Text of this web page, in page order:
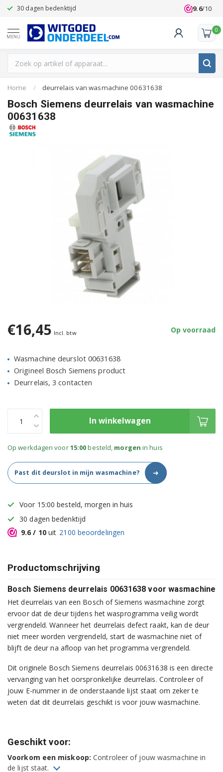
30 dagen bedenktijd Klanten
9.6/10
MENU
0
Home / deurrelais van wasmachine 00631638
Bosch Siemens deurrelais van wasmachine
00631638
€16,45 Incl. btw Op voorraad
Wasmachine deurslot 00631638
Origineel Bosch Siemens product
Deurrelais, 3 contacten
In winkelwagen
Op werkdagen voor15:00besteld, morgen in huis
Past dit deurslot in mijn wasmachine? ➜
Voor 15:00 besteld, morgen in huis
30 dagen bedenktijd
9.6 / 10uit 2100 beoordelingen
Productomschrijving
Bosch Siemens deurrelais 00631638 voor wasmachine
Het deurrelais van een Bosch of Siemens wasmachine zorgt
ervoor dat de deur tijdens het wasprogramma veilig wordt
vergrendeld. Wanneer het deurrelais defect raakt, kan de deur
niet meer worden vergrendeld, start de wasmachine niet of
blijft de deur na afloop van het programma vergrendeld.
Dit originele Bosch Siemens deurrelais 00631638 is een directe
vervanging van het oorspronkelijke deurrelais. Controleer of
jouw E-nummer in de onderstaande lijst staat om zeker te
weten dat dit deurrelais geschikt is voor jouw wasmachine.
Geschikt voor:
Voorkom een miskoop: Controleer of jouw wasmachine in
de lijst staat.